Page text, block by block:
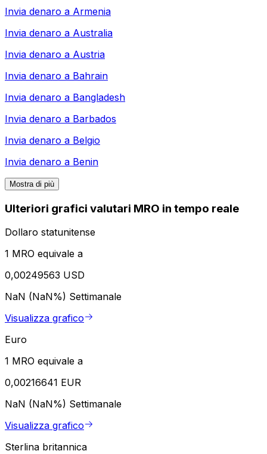
Invia denaro a Armenia
Invia denaro a Australia
Invia denaro a Austria
Invia denaro a Bahrain
Invia denaro a Bangladesh
Invia denaro a Barbados
Invia denaro a Belgio
Invia denaro a Benin
Mostra di più
Ulteriori grafici valutari MRO in tempo reale
Dollaro statunitense
1 MRO equivale a
0,00249563 USD
NaN (NaN%) Settimanale
Visualizza grafico
Euro
1 MRO equivale a
0,00216641 EUR
NaN (NaN%) Settimanale
Visualizza grafico
Sterlina britannica